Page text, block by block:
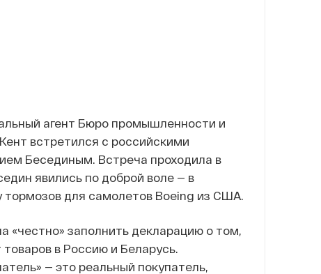
агент Бюро промышленности и
встретился с российскими
Бесединым. Встреча проходила в
явились по доброй воле — в
тормозов для самолетов Boeing из США.
«честно» заполнить декларацию о том,
в Россию и Беларусь.
— это реальный покупатель,